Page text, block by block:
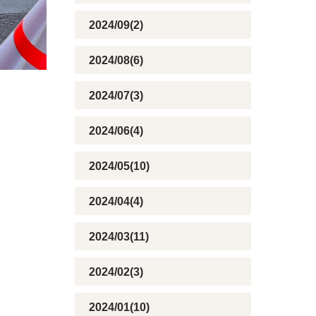
2024/09(2)
2024/08(6)
2024/07(3)
2024/06(4)
2024/05(10)
2024/04(4)
2024/03(11)
2024/02(3)
2024/01(10)